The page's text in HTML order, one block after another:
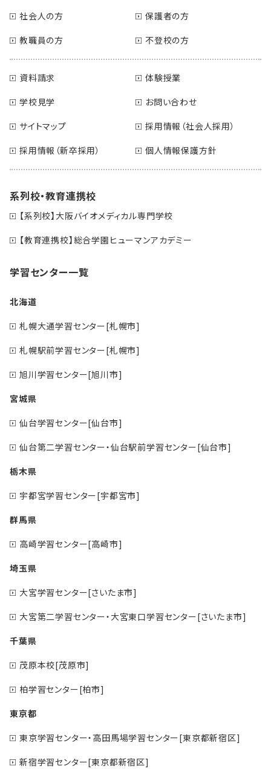
社会人の方
保護者の方
教職員の方
不登校の方
資料請求
体験授業
学校見学
お問い合わせ
サイトマップ
採用情報（社会人採用）
採用情報（新卒採用）
個人情報保護方針
系列校・教育連携校
【系列校】大阪バイオメディカル専門学校
【教育連携校】総合学園ヒューマンアカデミー
学習センター一覧
北海道
札幌大通学習センター[札幌市]
札幌駅前学習センター[札幌市]
旭川学習センター[旭川市]
宮城県
仙台学習センター[仙台市]
仙台第二学習センター・仙台駅前学習センター[仙台市]
栃木県
宇都宮学習センター[宇都宮市]
群馬県
高崎学習センター[高崎市]
埼玉県
大宮学習センター[さいたま市]
大宮第二学習センター・大宮東口学習センター[さいたま市]
千葉県
茂原本校[茂原市]
柏学習センター[柏市]
東京都
東京学習センター・高田馬場学習センター[東京都新宿区]
新宿学習センター[東京都新宿区]